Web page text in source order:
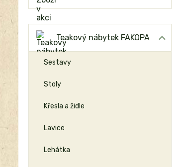
Teakový nábytek FAKOPA
Sestavy
Stoly
Křesla a židle
Lavice
Lehátka